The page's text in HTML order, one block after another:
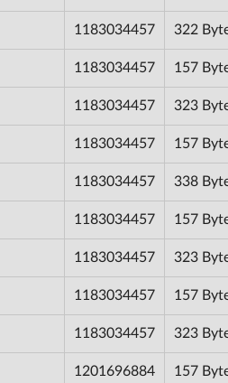
1183034457 322
1183034457 157
1183034457 323
1183034457 157
1183034457 338
1183034457 157
1183034457 323
1183034457 157
1183034457 323
1201696884 157